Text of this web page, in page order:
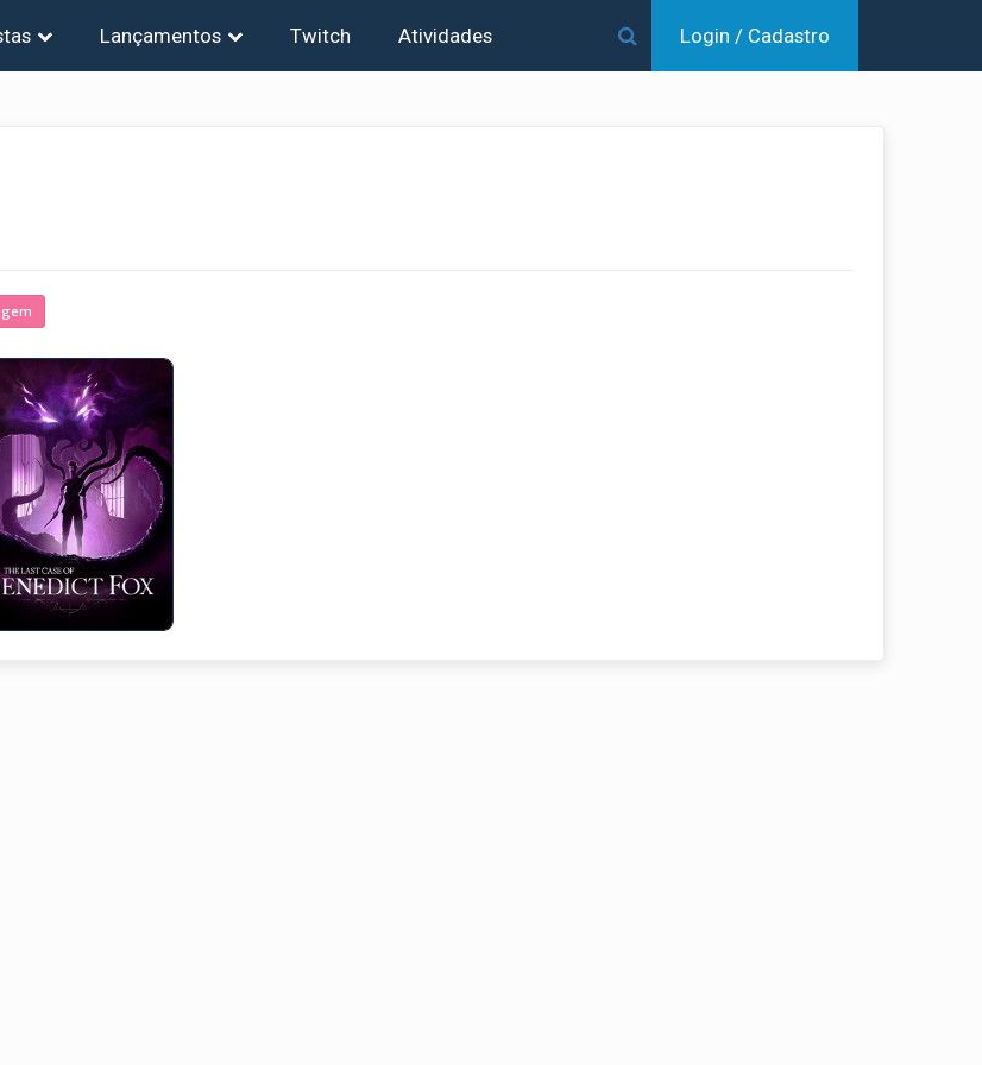
Lançamentos Twitch Atividades Login / Cadastro